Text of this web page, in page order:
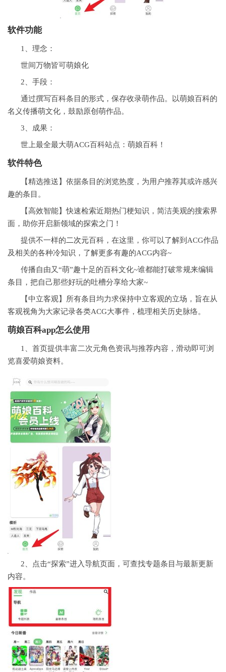
软件功能
1、理念：
世间万物皆可萌娘化
2、手段：
通过撰写百科条目的形式，保存收录萌作品。以萌娘百科的
名义传播萌文化，鼓励原创萌作品。
3、成果：
世上最全最大萌ACG百科站点：萌娘百科！
软件特色
【精选推送】依据条目的浏览热度，为用户推荐其或许感兴
趣的条目。
【高效智能】快速检索近期热门梗知识，简洁美观的搜索界
面，助你开启新领域的探索之门！
提供不一样的二次元百科，在这里，你可以了解到ACG作品
及相关的各种冷知识，了解更多有趣的ACG内容~
传播自由又“萌”趣十足的百科文化~谁都能打破常规来编辑
条目，把自己那些好玩的吐槽分享给大家~
【中立客观】所有条目均力求保持中立客观的立场，旨在从
客观视角为大家记录各类ACG大事件，梳理相关历史脉络。
萌娘百科app怎么使用
1、首页提供丰富二次元角色资讯与推荐内容，滑动即可浏
览喜爱萌娘资料。
2、点击“探索”进入导航页面，可查找专题条目与最新更新
内容。